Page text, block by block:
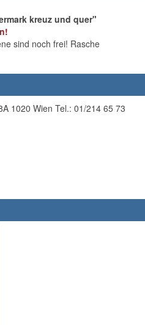
kreuz und quer"
sind noch frei! Rasche
1020 Wien Tel.: 01/214 65 73